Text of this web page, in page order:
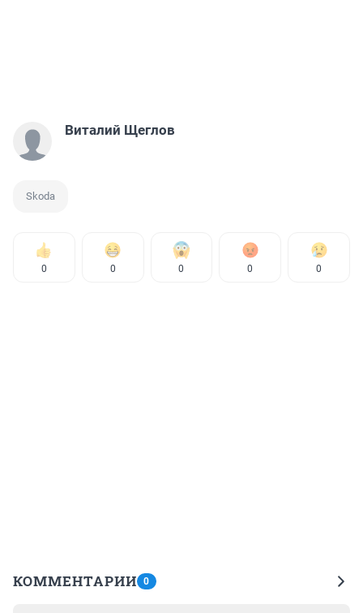
Виталий Щеглов
Skoda
0 0 0 0 0
КОММЕНТАРИИ 0